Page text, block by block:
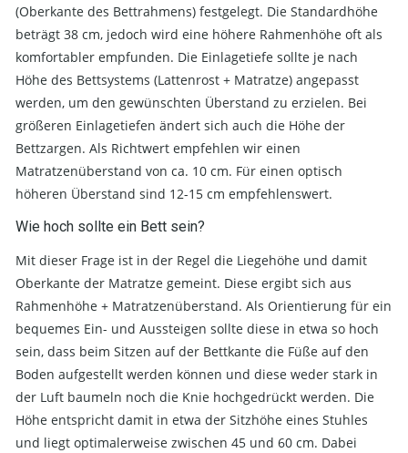
(Oberkante des Bettrahmens) festgelegt. Die Standardhöhe
beträgt 38 cm, jedoch wird eine höhere Rahmenhöhe oft als
komfortabler empfunden. Die Einlagetiefe sollte je nach
Höhe des Bettsystems (Lattenrost + Matratze) angepasst
werden, um den gewünschten Überstand zu erzielen. Bei
größeren Einlagetiefen ändert sich auch die Höhe der
Bettzargen. Als Richtwert empfehlen wir einen
Matratzenüberstand von ca. 10 cm. Für einen optisch
höheren Überstand sind 12-15 cm empfehlenswert.
Wie hoch sollte ein Bett sein?
Mit dieser Frage ist in der Regel die Liegehöhe und damit
Oberkante der Matratze gemeint. Diese ergibt sich aus
Rahmenhöhe + Matratzenüberstand. Als Orientierung für ein
bequemes Ein- und Aussteigen sollte diese in etwa so hoch
sein, dass beim Sitzen auf der Bettkante die Füße auf den
Boden aufgestellt werden können und diese weder stark in
der Luft baumeln noch die Knie hochgedrückt werden. Die
Höhe entspricht damit in etwa der Sitzhöhe eines Stuhles
und liegt optimalerweise zwischen 45 und 60 cm. Dabei